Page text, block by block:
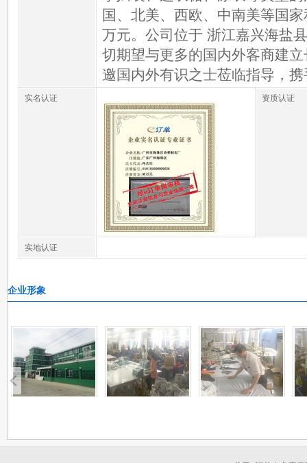
国、北美、西欧、中南美等国
万元。公司位于 浙江嘉兴海盐
切期望与更多的国内外客商建
邀国内外有识之士莅临指导，
实名认证 资质认证
实地认证
企业形象